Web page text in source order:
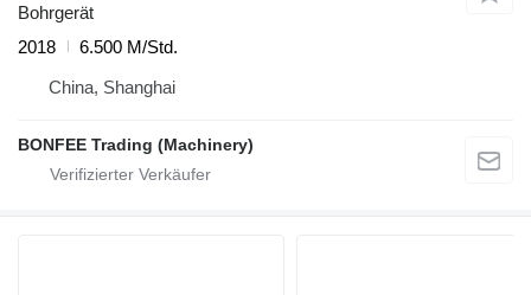
Bohrgerät
2018
6.500 M/Std.
China, Shanghai
BONFEE Trading (Machinery)